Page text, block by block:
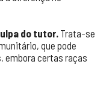
do tutor.Trata-se
que pode
embora certas raças